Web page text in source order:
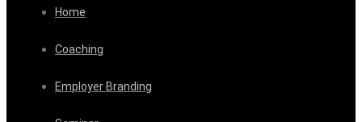
Home
Coaching
Employer Branding